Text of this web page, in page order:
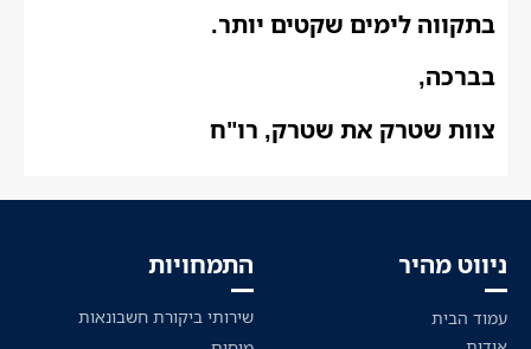
בתקווה לימים שקטים יותר.
בברכה,
צוות שטרק את שטרק, רו"ח
ניווט מהיר
עמוד הבית
התמחויות
שירותי ביקורת חשבונאות